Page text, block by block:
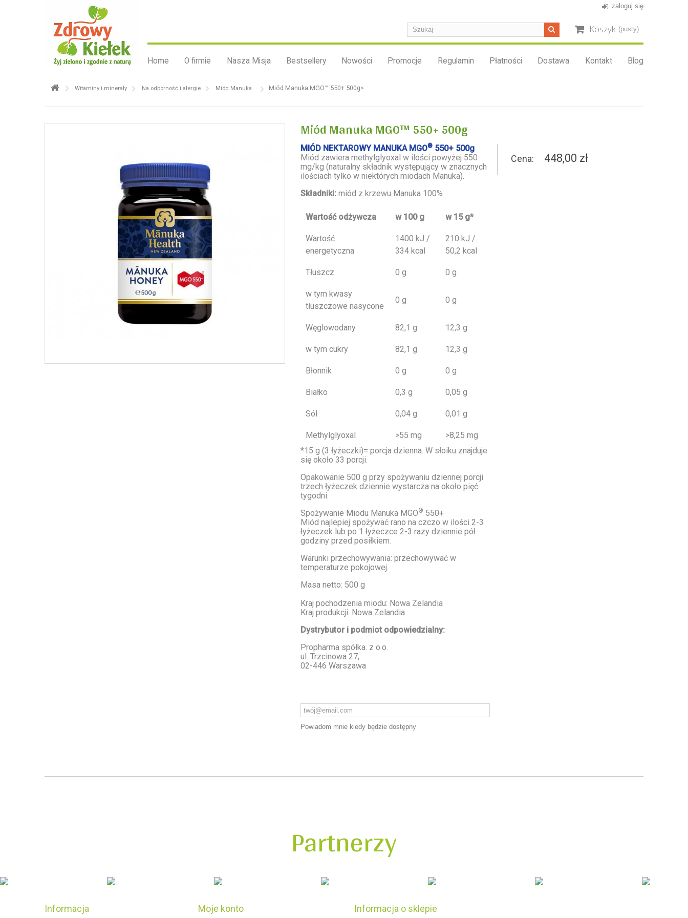
zaloguj się
Koszyk (pusty)
Home O firmie Nasza Misja Bestsellery Nowości Promocje Regulamin Płatności Dostawa Kontakt Blog
Witaminy i minerały Na odporność i alergie Miód Manuka Miód Manuka MGO™ 550+ 500g>
Miód Manuka MGO™ 550+ 500g
MIÓD NEKTAROWY MANUKA MGO® 550+ 500g
Miód zawiera methylglyoxal w ilości powyżej 550
mg/kg (naturalny składnik występujący w znacznych
ilościach tylko w niektórych miodach Manuka).
Składniki: miód z krzewu Manuka 100%
Wartość odżywcza w 100 g w 15 g*
Wartość
energetyczna
1400 kJ /
334 kcal
210 kJ /
50,2 kcal
Tłuszcz 0 g 0 g
w tym kwasy
tłuszczowe nasycone
0 g 0 g
Węglowodany 82,1 g 12,3 g
w tym cukry 82,1 g 12,3 g
Błonnik 0 g 0 g
Białko 0,3 g 0,05 g
Sól 0,04 g 0,01 g
Methylglyoxal >55 mg
>8,25 mg
*15 g (3 łyżeczki)= porcja dzienna. W słoiku znajduje
się około 33 porcji.
Opakowanie 500 g przy spożywaniu dziennej porcji
trzech łyżeczek dziennie wystarcza na około pięć
tygodni.
Spożywanie Miodu Manuka MGO® 550+
Miód najlepiej spożywać rano na czczo w ilości 2-3
łyżeczek lub po 1 łyżeczce 2-3 razy dziennie pół
godziny przed posiłkiem.
Warunki przechowywania: przechowywać w
temperaturze pokojowej.
Masa netto: 500 g
Kraj pochodzenia miodu: Nowa Zelandia
Kraj produkcji: Nowa Zelandia
Dystrybutor i podmiot odpowiedzialny:
Propharma spółka. z o.o.
ul. Trzcinowa 27,
02-446 Warszawa
Powiadom mnie kiedy będzie dostępny
Cena: 448,00 zł
Partnerzy
Informacja Moje konto Informacja o sklepie